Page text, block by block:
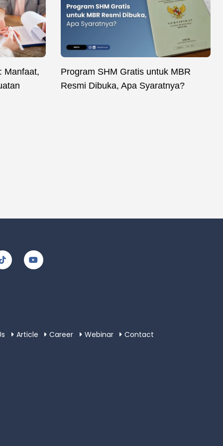
Manfaat,
Program SHM Gratis untuk MBR
Resmi Dibuka, Apa Syaratnya?
Article Career Webinar Contact